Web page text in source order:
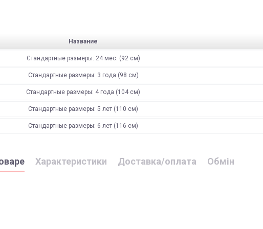
Название
Стандартные размеры: 24 мес. (92 см)
Стандартные размеры: 3 года (98 см)
Стандартные размеры: 4 года (104 см)
Стандартные размеры: 5 лет (110 см)
Стандартные размеры: 6 лет (116 см)
Характеристики Доставка/оплата Обмін